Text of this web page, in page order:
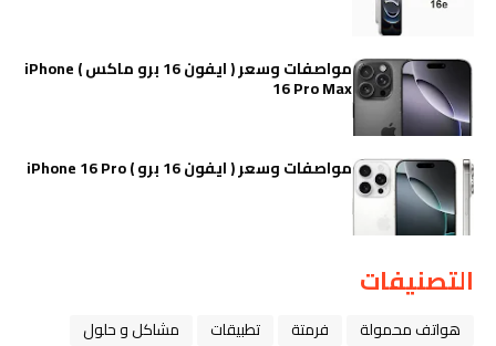
مواصفات وسعر ( ايفون 16 برو ماكس ) iPhone
16 Pro Max
مواصفات وسعر ( ايفون 16 برو ) iPhone 16 Pro
التصنيفات
هواتف محمولة فرمتة تطبيقات
مشاكل و حلول